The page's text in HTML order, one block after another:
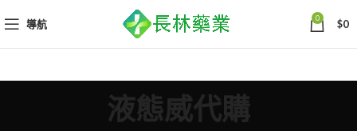
導航 0 $0
液態威代購